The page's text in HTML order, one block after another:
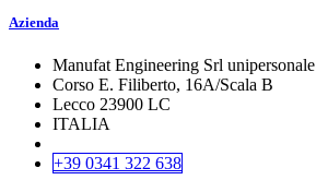
Azienda
Manufat Engineering Srl unipersonale
Corso E. Filiberto, 16A/Scala B
Lecco 23900 LC
ITALIA
+39 0341 322 638